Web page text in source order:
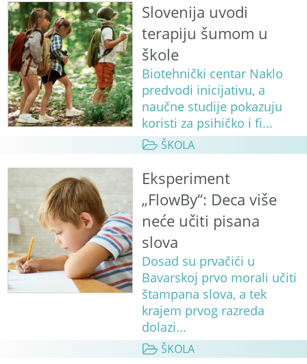
Slovenija uvodi
terapiju šumom u
škole
Biotehnički centar Naklo
predvodi inicijativu, a
naučne studije pokazuju
koristi za psihičko i fi...
ŠKOLA
Eksperiment
„FlowBy“: Deca više
neće učiti pisana
slova
Dosad su prvačići u
Bavarskoj prvo morali učiti
štampana slova, a tek
krajem prvog razreda
dolazi...
ŠKOLA